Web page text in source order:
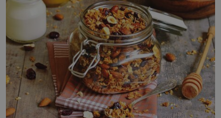
vmíchejte mascarpone, aby vznikl hladký